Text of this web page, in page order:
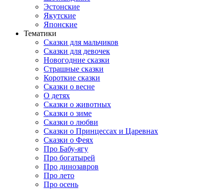
Эстонские
Якутские
Японские
Тематики
Сказки для мальчиков
Сказки для девочек
Новогодние сказки
Страшные сказки
Короткие сказки
Сказки о весне
О детях
Сказки о животных
Сказки о зиме
Сказки о любви
Сказки о Принцессах и Царевнах
Сказки о Феях
Про Бабу-ягу
Про богатырей
Про динозавров
Про лето
Про осень